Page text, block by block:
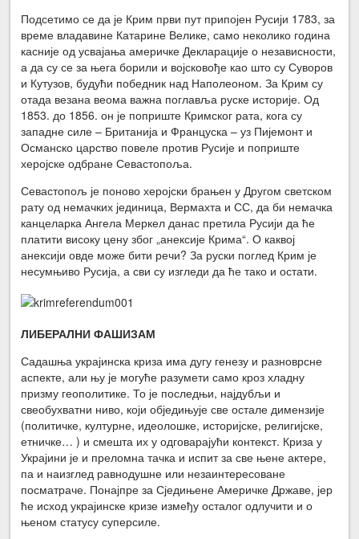
Подсетимо се да је Крим први пут припојен Русији 1783, за
време владавине Катарине Велике, само неколико година
касније од усвајања америчке Декларације о независности,
а да су се за њега борили и војсковође као што су Суворов
и Кутузов, будући победник над Наполеоном. За Крим су
отада везана веома важна поглавља руске историје. Од
1853. до 1856. он је поприште Кримског рата, кога су
западне силе – Британија и Француска – уз Пијемонт и
Османско царство повеле против Русије и поприште
херојске одбране Севастопоља.
Севастопољ је поново херојски брањен у Другом светском
рату од немачких јединица, Вермахта и СС, да би немачка
канцеларка Ангела Меркел данас претила Русији да ће
платити високу цену због „анексије Крима“. О каквој
анексији овде може бити речи? За руски поглед Крим је
несумњиво Русија, а сви су изгледи да ће тако и остати.
ЛИБЕРАЛНИ ФАШИЗАМ
Садашња украјинска криза има дугу генезу и разноврсне
аспекте, али њу је могуће разумети само кроз хладну
призму геополитике. То је последњи, најдубљи и
свеобухватни ниво, који обједињује све остале димензије
(политичке, културне, идеолошке, историјске, религијске,
етничке… ) и смешта их у одговарајући контекст. Криза у
Украјини је и преломна тачка и испит за све њене актере,
па и наизглед равнодушне или незаинтересоване
посматраче. Понајпре за Сједињене Америчке Државе, јер
ће исход украјинске кризе између осталог одлучити и о
њеном статусу суперсиле.